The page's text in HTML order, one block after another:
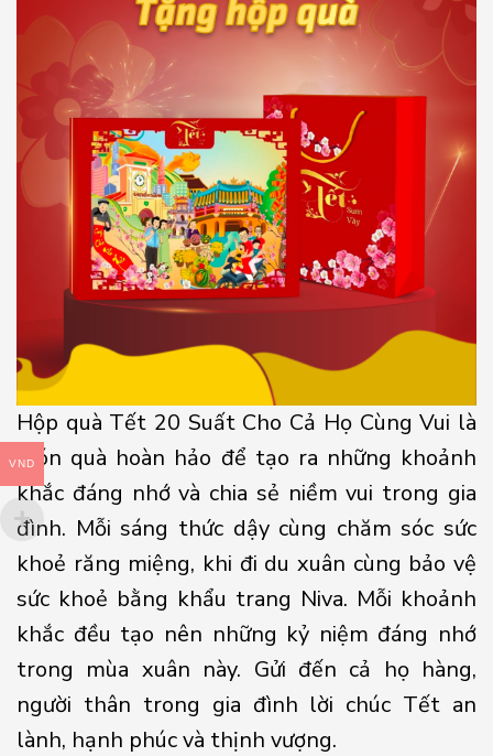
Hộp quà Tết 20 Suất Cho Cả Họ Cùng Vui là
món quà hoàn hảo để tạo ra những khoảnh
khắc đáng nhớ và chia sẻ niềm vui trong gia
đình. Mỗi sáng thức dậy cùng chăm sóc sức
khoẻ răng miệng, khi đi du xuân cùng bảo vệ
sức khoẻ bằng khẩu trang Niva. Mỗi khoảnh
khắc đều tạo nên những kỷ niệm đáng nhớ
trong mùa xuân này. Gửi đến cả họ hàng,
người thân trong gia đình lời chúc Tết an
lành, hạnh phúc và thịnh vượng.
VND